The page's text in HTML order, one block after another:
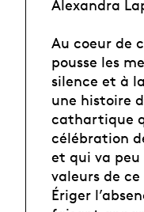
Alexandra
Au coeur de
pousse les
silence et à
une histoire
cathartique
célébration
et qui va peu
valeurs de
Ériger